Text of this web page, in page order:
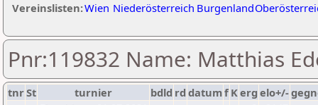
Vereinslisten:Wien Niederösterreich Burgenland
Pnr:119832 Name: Matthias
tnrSt turnier bdld rd datumf Kerg elo+/-